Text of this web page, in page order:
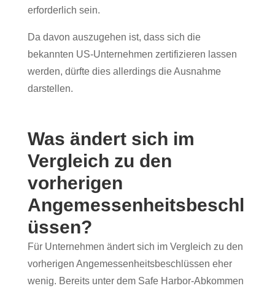
erforderlich sein.
Da davon auszugehen ist, dass sich die
bekannten US-Unternehmen zertifizieren lassen
werden, dürfte dies allerdings die Ausnahme
darstellen.
Was ändert sich im
Vergleich zu den
vorherigen
Angemessenheitsbeschl
üssen?
Für Unternehmen ändert sich im Vergleich zu den
vorherigen Angemessenheitsbeschlüssen eher
wenig. Bereits unter dem Safe Harbor-Abkommen